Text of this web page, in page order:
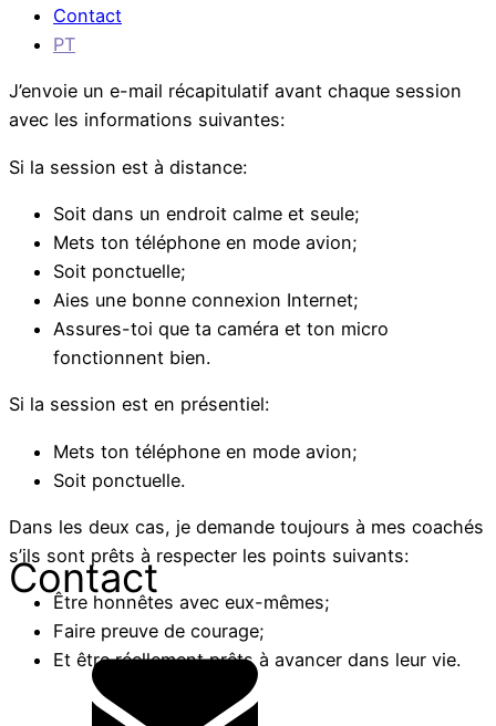
Contact
PT
J’envoie un e-mail récapitulatif avant chaque session
avec les informations suivantes:
Si la session est à distance:
Soit dans un endroit calme et seule;
Mets ton téléphone en mode avion;
Soit ponctuelle;
Aies une bonne connexion Internet;
Assures-toi que ta caméra et ton micro
fonctionnent bien.
Si la session est en présentiel:
Mets ton téléphone en mode avion;
Soit ponctuelle.
Dans les deux cas, je demande toujours à mes coachés
s’ils sont prêts à respecter les points suivants:
Être honnêtes avec eux-mêmes;
Faire preuve de courage;
Et être réellement prêts à avancer dans leur vie.
Contact